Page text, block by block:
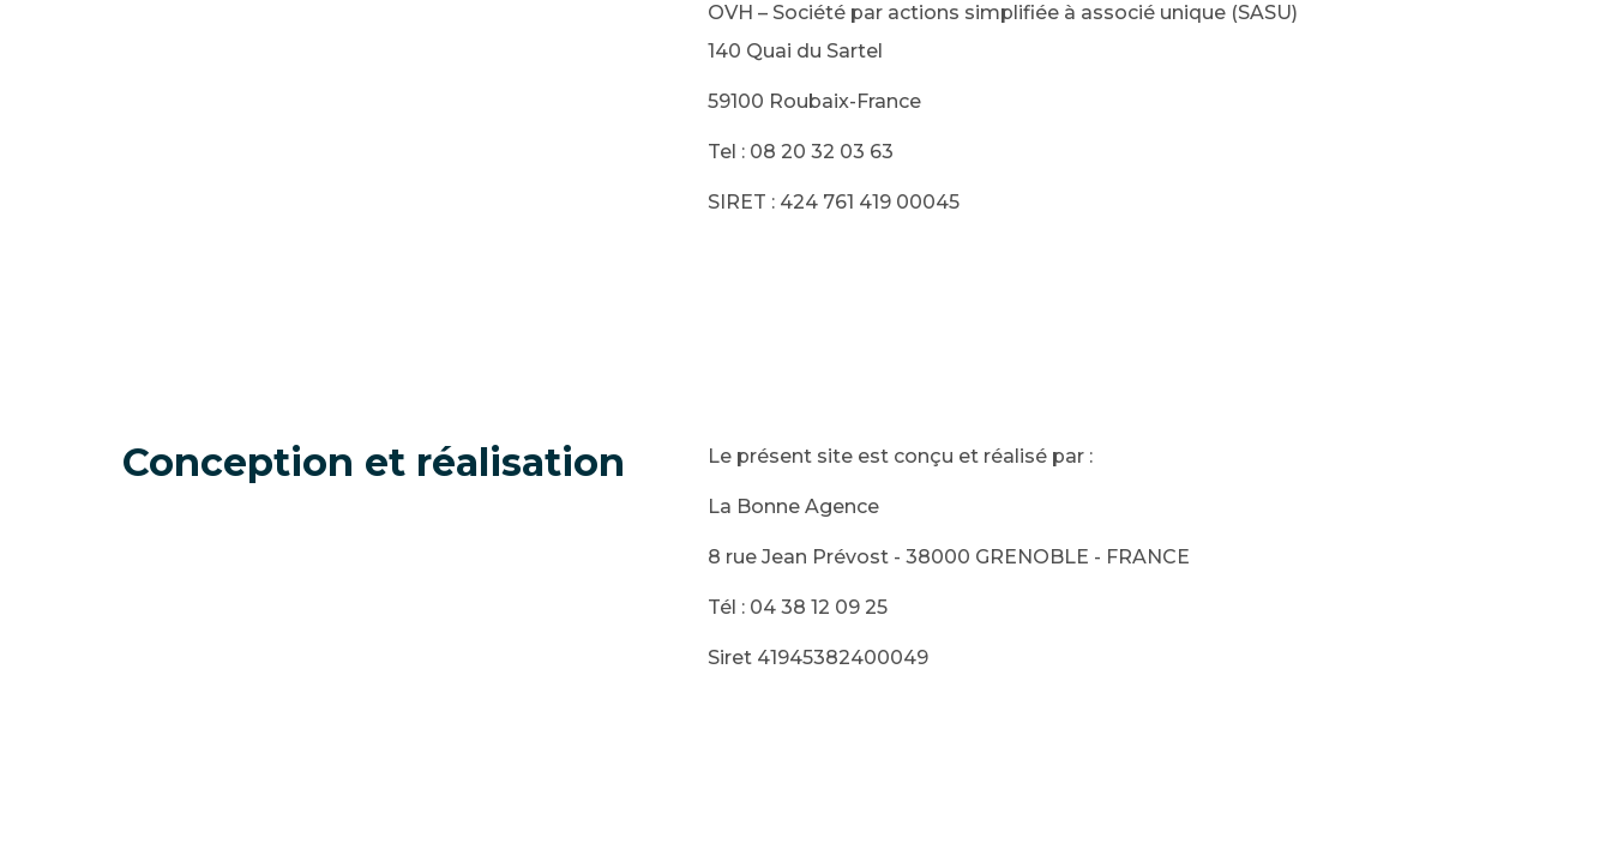
OVH – Société par actions simplifiée à associé unique (SASU)
140 Quai du Sartel
59100 Roubaix-France
Tel : 08 20 32 03 63
SIRET : 424 761 419 00045
Conception et réalisation Le présent site est conçu et réalisé par :
La Bonne Agence
8 rue Jean Prévost - 38000 GRENOBLE - FRANCE
Tél : 04 38 12 09 25
Siret 41945382400049